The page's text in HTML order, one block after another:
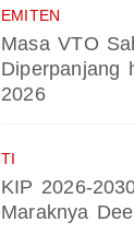
EMITEN
Masa VTO
Diperpanjang
2026
TI
KIP 2026-
Maraknya